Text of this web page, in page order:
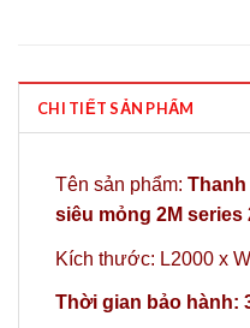
CHI TIẾT SẢN PHẨM
Tên sản phẩm: Thanh
siêu mỏng 2M series
Kích thước: L2000 x
Thời gian bảo hàn h: